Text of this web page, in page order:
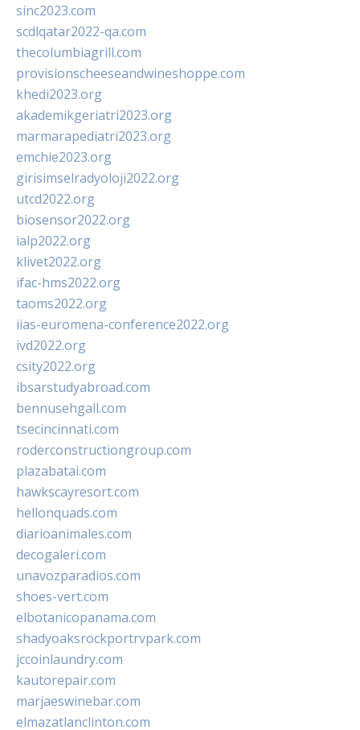
sinc2023.com
scdlqatar2022-qa.com
thecolumbiagrill.com
provisionscheeseandwineshoppe.com
khedi2023.org
akademikgeriatri2023.org
marmarapediatri2023.org
emchie2023.org
girisimselradyoloji2022.org
utcd2022.org
biosensor2022.org
ialp2022.org
klivet2022.org
ifac-hms2022.org
taoms2022.org
iias-euromena-conference2022.org
ivd2022.org
csity2022.org
ibsarstudyabroad.com
bennusehgall.com
tsecincinnati.com
roderconstructiongroup.com
plazabatai.com
hawkscayresort.com
hellonquads.com
diarioanimales.com
decogaleri.com
unavozparadios.com
shoes-vert.com
elbotanicopanama.com
shadyoaksrockportrvpark.com
jccoinlaundry.com
kautorepair.com
marjaeswinebar.com
elmazatlanclinton.com